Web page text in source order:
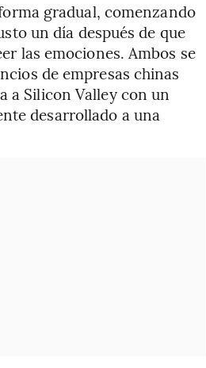
gradual, comenzando
un día después de que
las emociones. Ambos se
de empresas chinas
a Silicon Valley con un
desarrollado a una